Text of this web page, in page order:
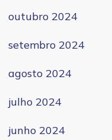
outubro 2024
setembro 2024
agosto 2024
julho 2024
junho 2024